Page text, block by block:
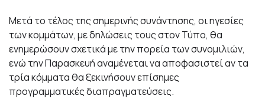
Μετά το τέλος της σημερινής συνάντησης, οι ηγεσίες
των κομμάτων, με δηλώσεις τους στον Τύπο, θα
ενημερώσουν σχετικά με την πορεία των συνομιλιών,
ενώ την Παρασκευή αναμένεται να αποφασιστεί αν τα
τρία κόμματα θα ξεκινήσουν επίσημες
προγραμματικές διαπραγματεύσεις.